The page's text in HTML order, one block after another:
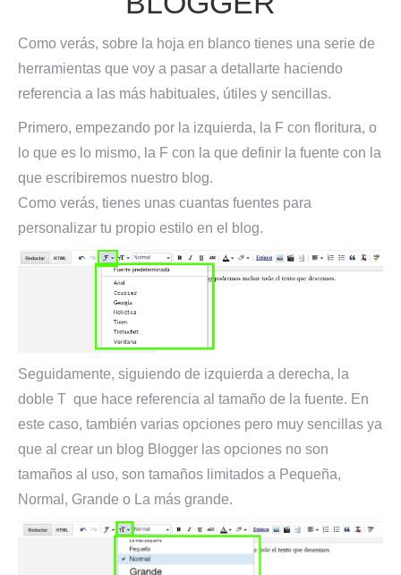
Como verás, sobre la hoja en blanco tienes una serie de
herramientas que voy a pasar a detallarte haciendo
referencia a las más habituales, útiles y sencillas.
Primero, empezando por la izquierda, la F con floritura, o
lo que es lo mismo, la F con la que definir la fuente con la
que escribiremos nuestro blog.
Como verás, tienes unas cuantas fuentes para
personalizar tu propio estilo en el blog.
Seguidamente, siguiendo de izquierda a derecha, la
doble T que hace referencia al tamaño de la fuente. En
este caso, también varias opciones pero muy sencillas ya
que al crear un blog Blogger las opciones no son
tamaños al uso, son tamaños limitados a Pequeña,
Normal, Grande o La más grande.